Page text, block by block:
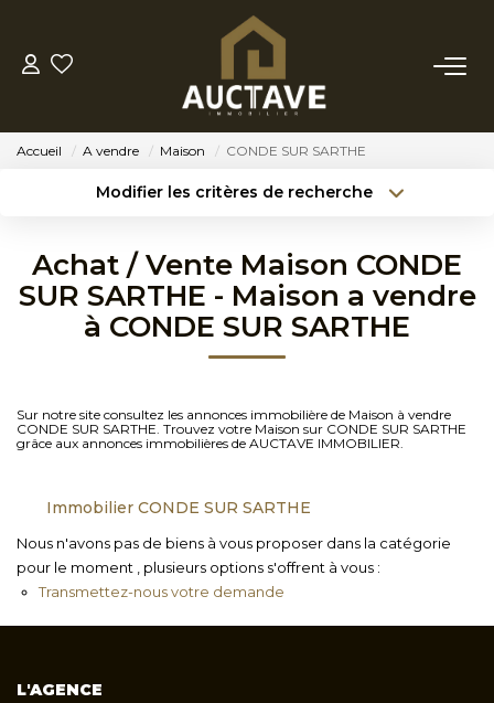
ACHETER
NOTRE AGENCE
CONTACT
Accueil A vendre Maison CONDE SUR SARTHE
Modifier les critères de recherche
Sélectionnez...
Type de bien
Surface min
Budget max Référence
Achat / Vente Maison CONDE
SUR SARTHE - Maison a vendre
à CONDE SUR SARTHE
Sur notre site consultez les annonces immobilière de Maison à vendre
CONDE SUR SARTHE. Trouvez votre Maison sur CONDE SUR SARTHE
grâce aux annonces immobilières de AUCTAVE IMMOBILIER.
Immobilier CONDE SUR SARTHE
Nous n'avons pas de biens à vous proposer dans la catégorie
pour le moment , plusieurs options s'offrent à vous :
Transmettez-nous votre demande
L'AGENCE